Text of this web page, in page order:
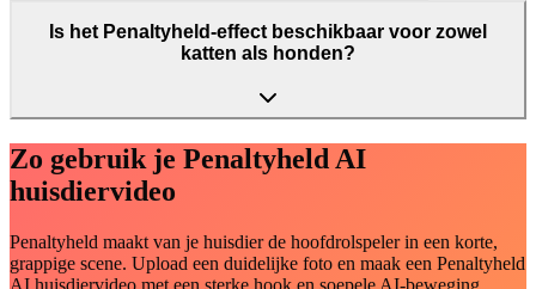
Is het Penaltyheld-effect beschikbaar voor zowel
katten als honden?
Zo gebruik je Penaltyheld AI
huisdiervideo
Penaltyheld maakt van je huisdier de hoofdrolspeler in een korte,
grappige scene. Upload een duidelijke foto en maak een Penaltyheld
AI huisdiervideo met een sterke hook en soepele AI-beweging.